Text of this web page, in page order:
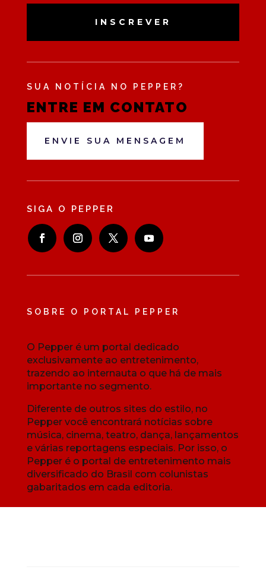
INSCREVER
SUA NOTÍCIA NO PEPPER?
ENTRE EM CONTATO
ENVIE SUA MENSAGEM
SIGA O PEPPER
SOBRE O PORTAL PEPPER
O Pepper é um portal dedicado
exclusivamente ao entretenimento,
trazendo ao internauta o que há de mais
importante no segmento.
Diferente de outros sites do estilo, no
Pepper você encontrará notícias sobre
música, cinema, teatro, dança, lançamentos
e várias reportagens especiais. Por isso, o
Pepper é o portal de entretenimento mais
diversificado do Brasil com colunistas
gabaritados em cada editoria.